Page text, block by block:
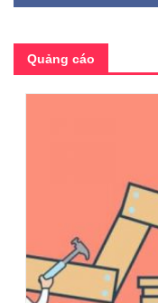
Quảng cáo